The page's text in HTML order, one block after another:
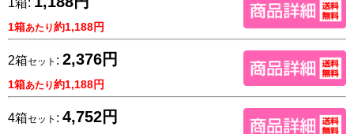
1箱:
1箱あたり約1,188円
2箱セット : 2,376円
1箱あたり約1,188円
4箱セット : 4,752円